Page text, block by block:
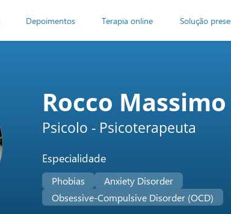
Depoimentos Terapia online Solução
Rocco
Psicolo - Psicoterapeuta
Especialidade
Phobias
Anxiety Disorder
Obsessive-Compulsive Disorder (OCD)